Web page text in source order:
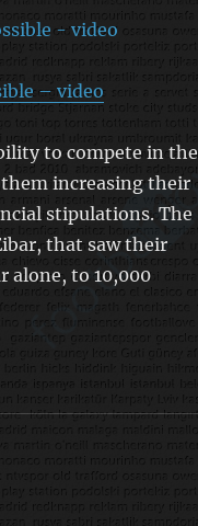
– video
to compete in the
increasing their
stipulations. The
that saw their
alone, to 10,000